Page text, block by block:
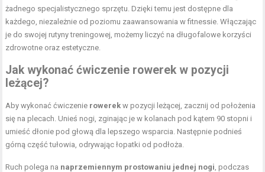
żadnego specjalistycznego sprzętu. Dzięki temu jest dostępne dla
każdego, niezależnie od poziomu zaawansowania w fitnessie. Włączając
je do swojej rutyny treningowej, możemy liczyć na długofalowe korzyści
zdrowotne oraz estetyczne.
Jak wykonać ćwiczenie rowerek w pozycji
leżącej?
Aby wykonać ćwiczenie rowerek w pozycji leżącej, zacznij od położenia
się na plecach. Unieś nogi, zginając je w kolanach pod kątem 90 stopni i
umieść dłonie pod głową dla lepszego wsparcia. Następnie podnieś
górną część tułowia, odrywając łopatki od podłoża.
Ruch polega na naprzemiennym prostowaniu jednej nogi, podczas